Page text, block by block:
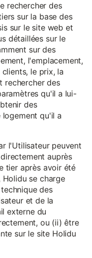
rechercher des
sur la base des
sur le site web et
détaillées sur le
sur des
l'emplacement,
le prix, la
rechercher des
qu'il a lui-
des
logement qu'il a
l'Utilisateur peuvent
auprès
tier après avoir été
Holidu se charge
des
et de la
externe du
ou (ii) être
sur le site Holidu